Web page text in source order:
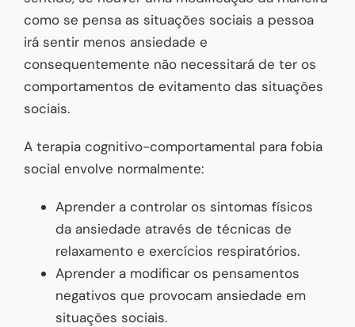
como se pensa as situações sociais a pessoa
irá sentir menos ansiedade e
consequentemente não necessitará de ter os
comportamentos de evitamento das situações
sociais.
A terapia cognitivo-comportamental para fobia
social envolve normalmente:
Aprender a controlar os sintomas físicos
da ansiedade através de técnicas de
relaxamento e exercícios respiratórios.
Aprender a modificar os pensamentos
negativos que provocam ansiedade em
situações sociais.